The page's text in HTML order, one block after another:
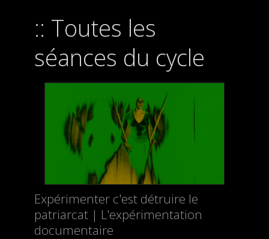
Toutes les
séances du cycle
Expérimenter c'est détruire le
patriarcat | L'expérimentation
documentaire